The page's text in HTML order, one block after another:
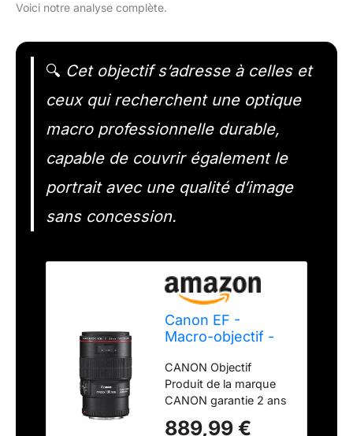
Voici notre analyse complète.
🔍 Cet objectif s’adresse à celles et
ceux qui recherchent une optique
macro professionnelle durable,
capable de couvrir également le
portrait avec une qualité d’image
sans concession.
Canon EF -
Macro-objectif -
F/2.8 L Macro IS
USM - Canon EF -
Pour EOS 1000,
1D, 50, 500, 5D,
CANON Objectif
Produit de la marque
CANON garantie 2 ans
marketplace) Voir ci-
889,99 €